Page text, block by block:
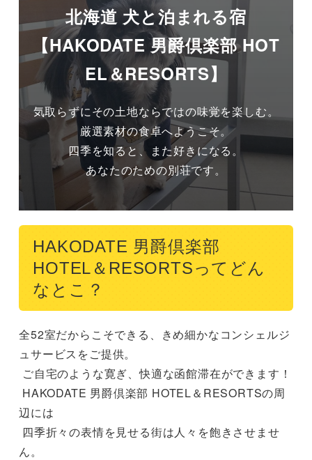
北海道 犬と泊まれる宿
【HAKODATE 男爵倶楽部 HOT
EL＆RESORTS】
気取らずにその土地ならではの味覚を楽しむ。
厳選素材の食卓へようこそ。
四季を知ると、また好きになる。
あなたのための別荘です。
HAKODATE 男爵倶楽部
HOTEL＆RESORTSってどん
なとこ？
全52室だからこそできる、きめ細かなコンシェルジ
ュサービスをご提供。
辺には
ん。